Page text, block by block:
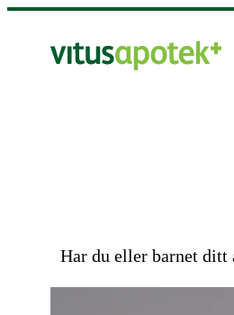
Har du eller barnet ditt